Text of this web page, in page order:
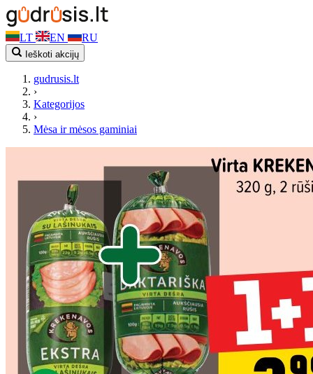
LT EN RU
Ieškoti akcijų
gudrusis.lt
›
Kategorijos
›
Mėsa ir mėsos gaminiai